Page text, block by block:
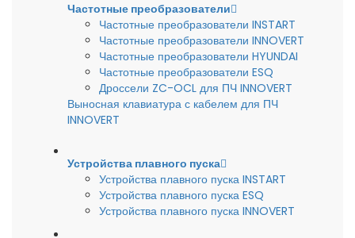
Частотные преобразователи
Частотные преобразователи INSTART
Частотные преобразователи INNOVERT
Частотные преобразователи HYUNDAI
Частотные преобразователи ESQ
Дроссели ZC-OCL для ПЧ INNOVERT
Выносная клавиатура с кабелем для ПЧ
INNOVERT
Устройства плавного пуска
Устройства плавного пуска INSTART
Устройства плавного пуска ESQ
Устройства плавного пуска INNOVERT